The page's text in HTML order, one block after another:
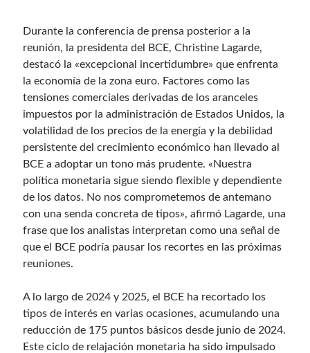
Durante la conferencia de prensa posterior a la
reunión, la presidenta del BCE, Christine Lagarde,
destacó la «excepcional incertidumbre» que enfrenta
la economía de la zona euro. Factores como las
tensiones comerciales derivadas de los aranceles
impuestos por la administración de Estados Unidos, la
volatilidad de los precios de la energía y la debilidad
persistente del crecimiento económico han llevado al
BCE a adoptar un tono más prudente. «Nuestra
política monetaria sigue siendo flexible y dependiente
de los datos. No nos comprometemos de antemano
con una senda concreta de tipos», afirmó Lagarde, una
frase que los analistas interpretan como una señal de
que el BCE podría pausar los recortes en las próximas
reuniones.
A lo largo de 2024 y 2025, el BCE ha recortado los
tipos de interés en varias ocasiones, acumulando una
reducción de 175 puntos básicos desde junio de 2024.
Este ciclo de relajación monetaria ha sido impulsado